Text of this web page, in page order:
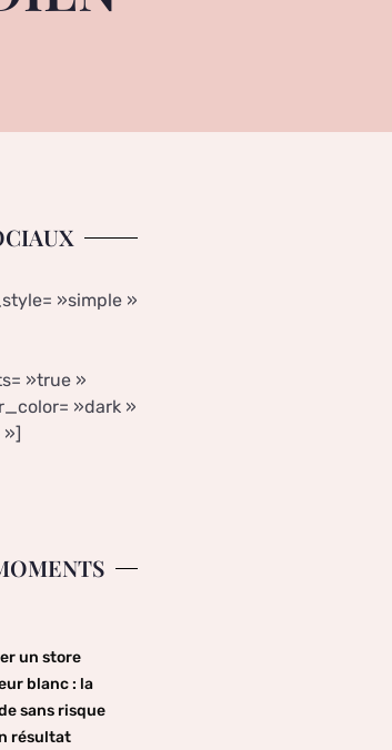
»simple »
»true »
»dark »
un store
blanc : la
sans risque
résultat